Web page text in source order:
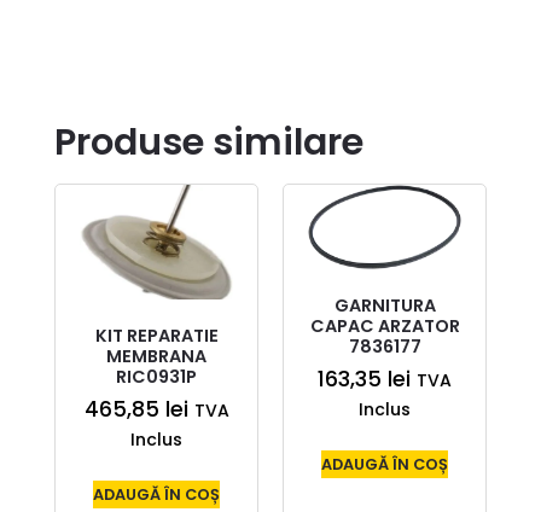
Produse similare
KIT REPARATIE
MEMBRANA
RIC0931P
465,85 lei TVA
Inclus
ADAUGĂ ÎN COȘ
GARNITURA
CAPAC ARZATOR
7836177
163,35 lei TVA
Inclus
ADAUGĂ ÎN COȘ